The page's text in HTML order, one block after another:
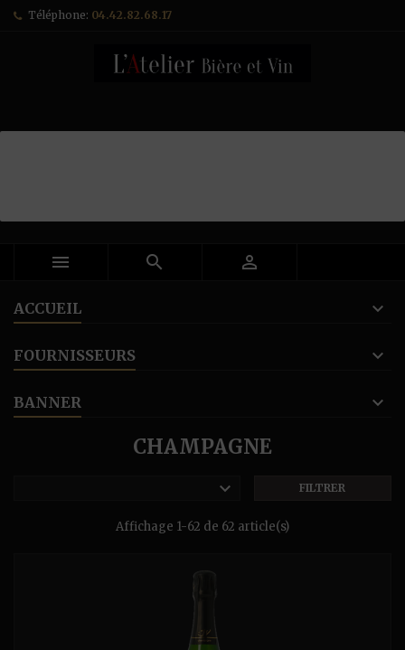
Téléphone: 04.42.82.68.17
  
ACCUEIL
FOURNISSEURS
BANNER
CHAMPAGNE
 FILTRER
Affichage 1-62 de 62 article(s)